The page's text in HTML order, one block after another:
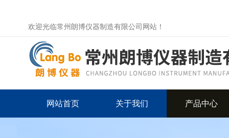
欢迎光临常州朗博仪器制造有限公司网站！
网站首页 关于我们 产品中心